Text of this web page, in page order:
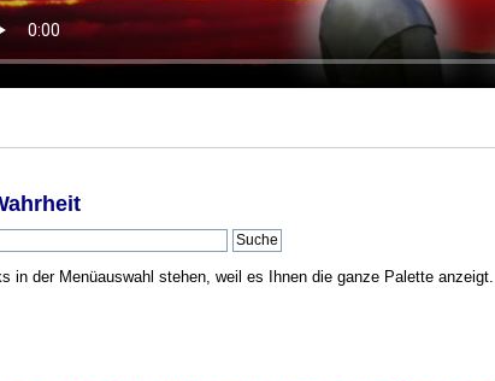
in der Menüauswahl stehen, weil es Ihnen die ganze Palette anzeigt.